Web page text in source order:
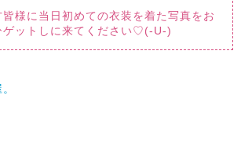
様に当日初めての衣装を着た写真をお
ゲットしに来てください♡(-U-)